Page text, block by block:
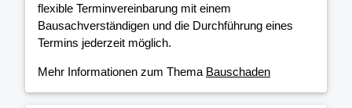
flexible Terminvereinbarung mit einem
Bausachverständigen und die Durchführung eines
Termins jederzeit möglich.
Mehr Informationen zum Thema Bauschaden